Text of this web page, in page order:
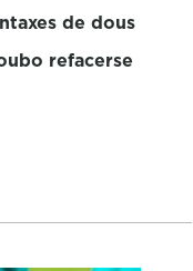
de dous
refacerse